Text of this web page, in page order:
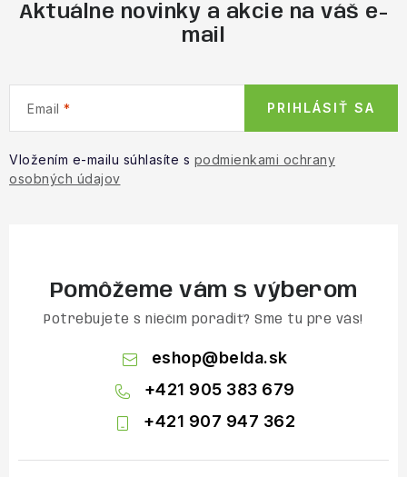
Aktuálne novinky a akcie na váš e-
mail
Email
Vložením e-mailu súhlasíte s podmienkami ochrany
osobných údajov
PRIHLÁSIŤ SA
Pomôžeme vám s výberom
Potrebujete s niečím poradiť? Sme tu pre vás!
eshop@belda.sk
+421 905 383 679
+421 907 947 362